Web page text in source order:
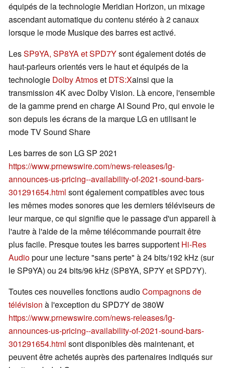
équipés de la technologie Meridian Horizon, un mixage
ascendant automatique du contenu stéréo à 2 canaux
lorsque le mode Musique des barres est activé.
LesSP9YA, SP8YA et SPD7Ysont également dotés de
haut-parleurs orientés vers le haut et équipés de la
technologie Dolby Atmoset DTS:Xainsi que la
transmission 4K avec Dolby Vision. Là encore, l'ensemble
de la gamme prend en charge AI Sound Pro, qui envoie le
son depuis les écrans de la marque LG en utilisant le
mode TV Sound Share
Les barres de son LG SP 2021
https://www.prnewswire.com/news-releases/lg-
announces-us-pricing--availability-of-2021-sound-bars-
301291654.html sont également compatibles avec tous
les mêmes modes sonores que les derniers téléviseurs de
leur marque, ce qui signifie que le passage d'un appareil à
l'autre à l'aide de la même télécommande pourrait être
plus facile. Presque toutes les barres supportent Hi-Res
Audiopour une lecture "sans perte" à 24 bits/192 kHz (sur
le SP9YA) ou 24 bits/96 kHz (SP8YA, SP7Y et SPD7Y).
Toutes ces nouvelles fonctions audioCompagnons de
télévision à l'exception du SPD7Y de 380W
https://www.prnewswire.com/news-releases/lg-
announces-us-pricing--availability-of-2021-sound-bars-
301291654.html sont disponibles dès maintenant, et
peuvent être achetés auprès des partenaires indiqués sur